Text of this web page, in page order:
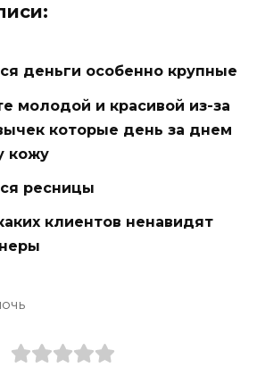
деньги особенно крупные
молодой и красивой из-за
которые день за днем
кожу
ресницы
клиентов ненавидят